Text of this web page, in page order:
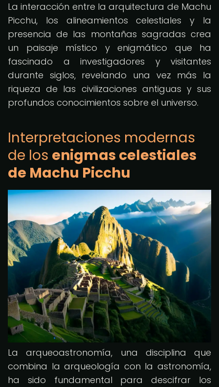
La interacción entre la arquitectura de Machu
Picchu, los alineamientos celestiales y la
presencia de las montañas sagradas crea
un paisaje místico y enigmático que ha
fascinado a investigadores y visitantes
durante siglos, revelando una vez más la
riqueza de las civilizaciones antiguas y sus
profundos conocimientos sobre el universo.
Interpretaciones modernas
de los enigmas celestiales
de Machu Picchu
La arqueoastronomía, una disciplina que
combina la arqueología con la astronomía,
ha sido fundamental para descifrar los